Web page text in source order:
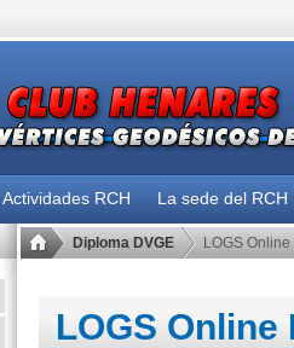
Actividades RCH La sede del RCH
Diploma DVGE LOGS Online
LOGS Online